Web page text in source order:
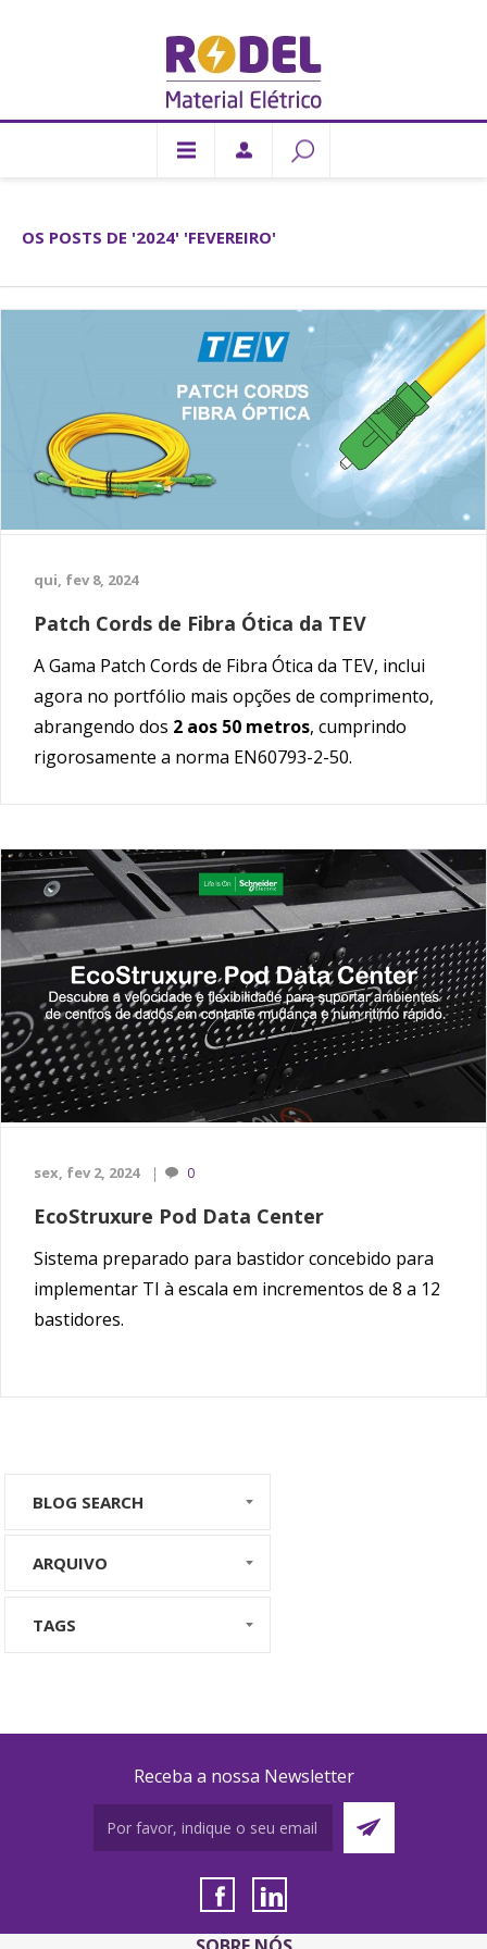
OS POSTS DE '2024' 'FEVEREIRO'
qui, fev 8, 2024
Patch Cords de Fibra Ótica da TEV
A Gama Patch Cords de Fibra Ótica da TEV, inclui
agora no portfólio mais opções de comprimento,
abrangendo dos 2 aos 50 metros, cumprindo
rigorosamente a norma EN60793-2-50.
sex, fev 2, 2024 0
EcoStruxure Pod Data Center
Sistema preparado para bastidor concebido para
implementar TI à escala em incrementos de 8 a 12
bastidores.
BLOG SEARCH
ARQUIVO
TAGS
Receba a nossa Newsletter